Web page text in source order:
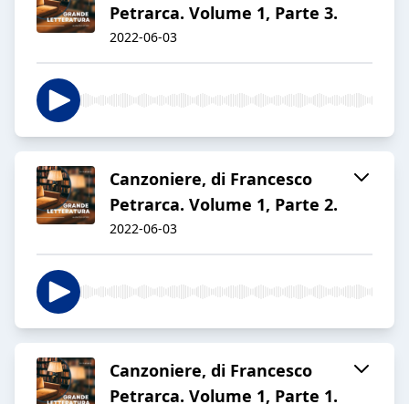
Petrarca. Volume 1, Parte 3.
2022-06-03
Canzoniere, di Francesco
Petrarca. Volume 1, Parte 2.
2022-06-03
Canzoniere, di Francesco
Petrarca. Volume 1, Parte 1.